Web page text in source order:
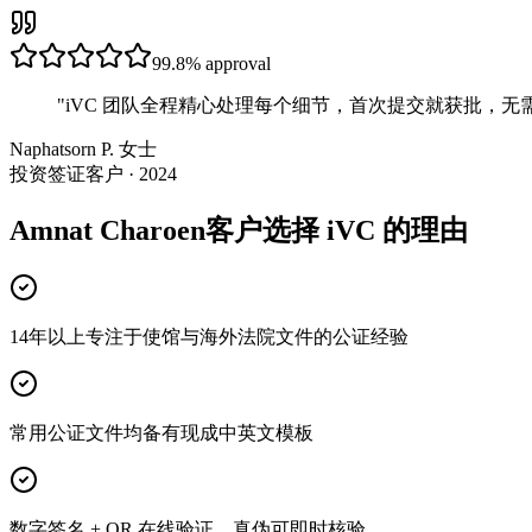
99.8% approval
"iVC 团队全程精心处理每个细节，首次提交就获批，无
Naphatsorn P. 女士
投资签证客户 · 2024
Amnat Charoen客户选择 iVC 的理由
14年以上专注于使馆与海外法院文件的公证经验
常用公证文件均备有现成中英文模板